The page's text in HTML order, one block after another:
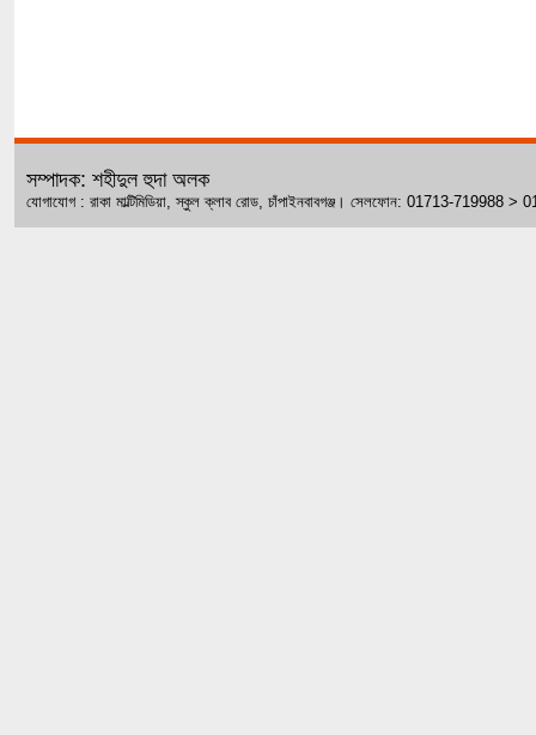
সম্পাদক: শহীদুল হুদা অলক
যোগাযোগ : রাকা মাল্টিমিডিয়া, স্কুল ক্লাব রোড, চাঁপাইনবাবগঞ্জ। সেলফোন: 01713-